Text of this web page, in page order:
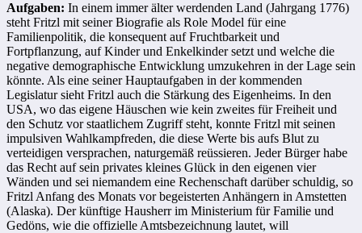
Aufgaben: In einem immer älter werdenden Land (Jahrgang 1776)
steht Fritzl mit seiner Biografie als Role Model für eine
Familienpolitik, die konsequent auf Fruchtbarkeit und
Fortpflanzung, auf Kinder und Enkelkinder setzt und welche die
negative demographische Entwicklung umzukehren in der Lage sein
könnte. Als eine seiner Hauptaufgaben in der kommenden
Legislatur sieht Fritzl auch die Stärkung des Eigenheims. In den
USA, wo das eigene Häuschen wie kein zweites für Freiheit und
den Schutz vor staatlichem Zugriff steht, konnte Fritzl mit seinen
impulsiven Wahlkampfreden, die diese Werte bis aufs Blut zu
verteidigen versprachen, naturgemäß reüssieren. Jeder Bürger habe
das Recht auf sein privates kleines Glück in den eigenen vier
Wänden und sei niemandem eine Rechenschaft darüber schuldig, so
Fritzl Anfang des Monats vor begeisterten Anhängern in Amstetten
(Alaska). Der künftige Hausherr im Ministerium für Familie und
Gedöns, wie die offizielle Amtsbezeichnung lautet, will